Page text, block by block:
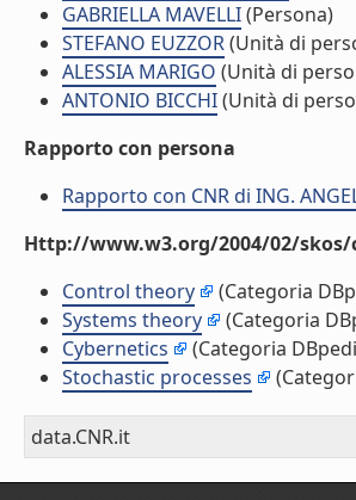
GABRIELLA MAVELLI(Persona)
STEFANO EUZZOR(Unità di
ALESSIA MARIGO (Unità di
ANTONIO BICCHI(Unità di
Rapporto con persona
Rapporto con CNR di ING.
Http://www.w3.org/2004/02/skos/
Control theory
(Categoria
Systems theory
(Categoria
Cybernetics
(Categoria
Stochastic processes
data.CNR.it